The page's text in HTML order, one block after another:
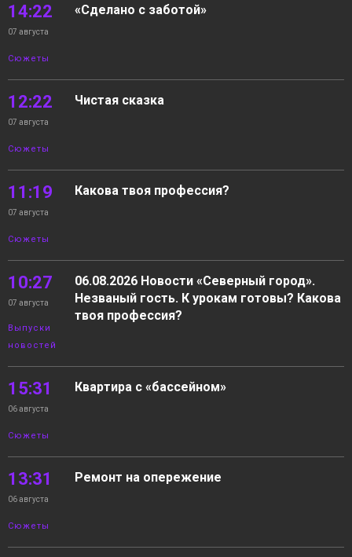
14:22
07 августа
Сюжеты
«Сделано с заботой»
12:22
07 августа
Сюжеты
Чистая сказка
11:19
07 августа
Сюжеты
Какова твоя профессия?
10:27
07 августа
Выпуски
новостей
06.08.2026 Новости «Северный город».
Незваный гость. К урокам готовы? Какова
твоя профессия?
15:31
06 августа
Сюжеты
Квартира с «бассейном»
13:31
06 августа
Сюжеты
Ремонт на опережение